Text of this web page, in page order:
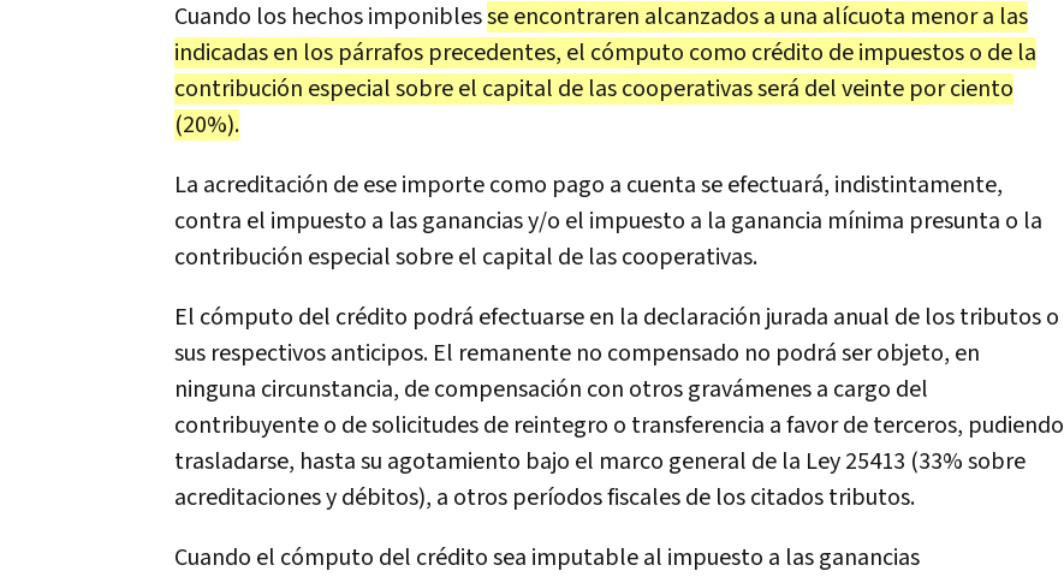
Cuando los hechos imponiblesse encontraren alcanzados a una alícuota menor a las
indicadas en los párrafos precedentes, el cómputo como crédito de impuestos o de la
contribución especial sobre el capital de las cooperativas será del veinte por ciento
(20%).
La acreditación de ese importe como pago a cuenta se efectuará, indistintamente,
contra el impuesto a las ganancias y/o el impuesto a la ganancia mínima presunta o la
contribución especial sobre el capital de las cooperativas.
El cómputo del crédito podrá efectuarse en la declaración jurada anual de los tributos o
sus respectivos anticipos. El remanente no compensado no podrá ser objeto, en
ninguna circunstancia, de compensación con otros gravámenes a cargo del
contribuyente o de solicitudes de reintegro o transferencia a favor de terceros, pudiendo
trasladarse, hasta su agotamiento bajo el marco general de la Ley 25413 (33% sobre
acreditaciones y débitos), a otros períodos fiscales de los citados tributos.
Cuando el cómputo del crédito sea imputable al impuesto a las ganancias